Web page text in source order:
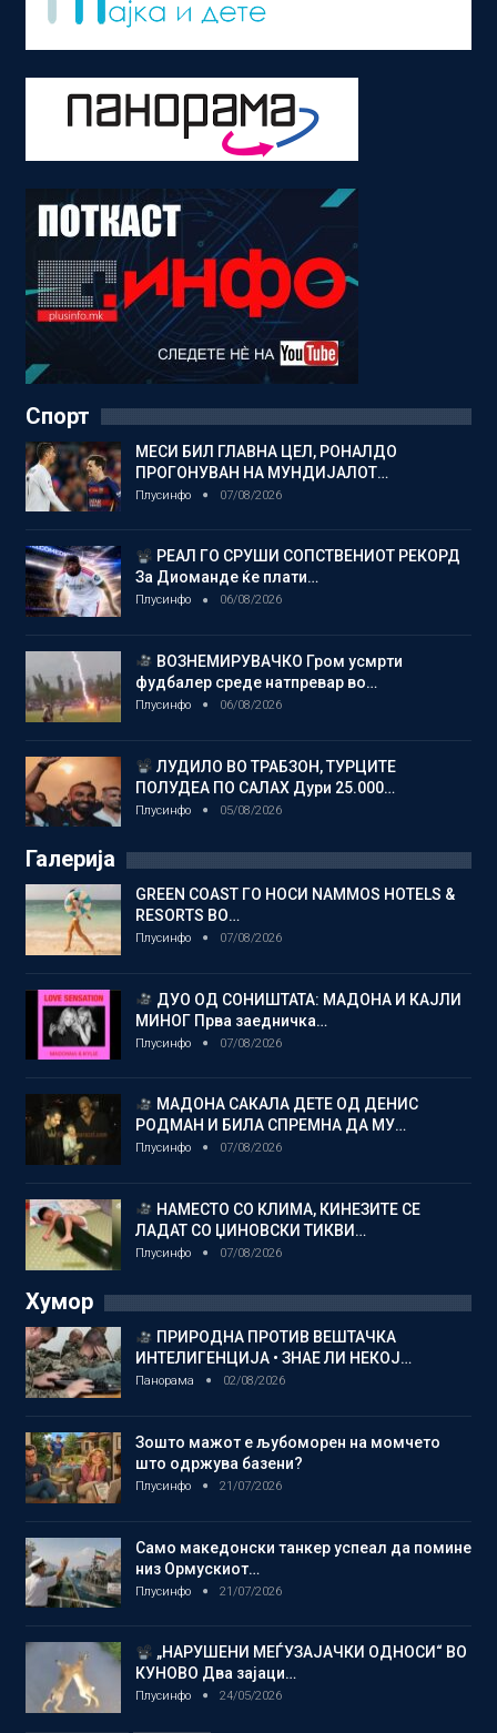
Спорт
МЕСИ БИЛ ГЛАВНА ЦЕЛ, РОНАЛДО
ПРОГОНУВАН НА МУНДИЈАЛОТ…
Плусинфо 07/08/2026
РЕАЛ ГО СРУШИ СОПСТВЕНИОТ РЕКОРД
За Диоманде ќе плати…
Плусинфо 06/08/2026
ВОЗНЕМИРУВАЧКО Гром усмрти
фудбалер среде натпревар во…
Плусинфо 06/08/2026
ЛУДИЛО ВО ТРАБЗОН, ТУРЦИТЕ
ПОЛУДЕА ПО САЛАХ Дури 25.000…
Плусинфо 05/08/2026
Галерија
GREEN COAST ГО НОСИ NAMMOS HOTELS &
RESORTS ВО…
Плусинфо 07/08/2026
ДУО ОД СОНИШТАТА: МАДОНА И КАЈЛИ
МИНОГ Прва заедничка…
Плусинфо 07/08/2026
МАДОНА САКАЛА ДЕТЕ ОД ДЕНИС
РОДМАН И БИЛА СПРЕМНА ДА МУ…
Плусинфо 07/08/2026
НАМЕСТО СО КЛИМА, КИНЕЗИТЕ СЕ
ЛАДАТ СО ЏИНОВСКИ ТИКВИ…
Плусинфо 07/08/2026
Хумор
ПРИРОДНА ПРОТИВ ВЕШТАЧКА
ИНТЕЛИГЕНЦИЈА • ЗНАЕ ЛИ НЕКОЈ…
Панорама 02/08/2026
Зошто мажот е љубоморен на момчето
што одржува базени?
Плусинфо 21/07/2026
Само македонски танкер успеал да помине
низ Ормускиот…
Плусинфо 21/07/2026
„НАРУШЕНИ МЕЃУЗАЈАЧКИ ОДНОСИ“ ВО
КУНОВО Два зајаци…
Плусинфо 24/05/2026